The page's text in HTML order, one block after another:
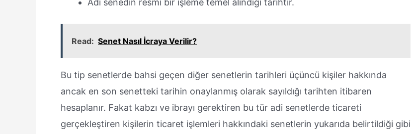
Read: Senet Nasıl İcraya Verilir?
Bu tip senetlerde bahsi geçen diğer senetlerin tarihleri üçüncü kişiler hakkında
ancak en son senetteki tarihin onaylanmış olarak sayıldığı tarihten itibaren
hesaplanır. Fakat kabzı ve ibrayı gerektiren bu tür adi senetlerde ticareti
gerçekleştiren kişilerin ticaret işlemleri hakkındaki senetlerin yukarıda belirtildiği gibi